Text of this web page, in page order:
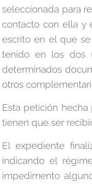
seleccionada para
contacto con ella y
escrito en el que
tenido en los dos
determinados
otros
Esta petición
tienen que ser
El expediente
indicando el
impedimento